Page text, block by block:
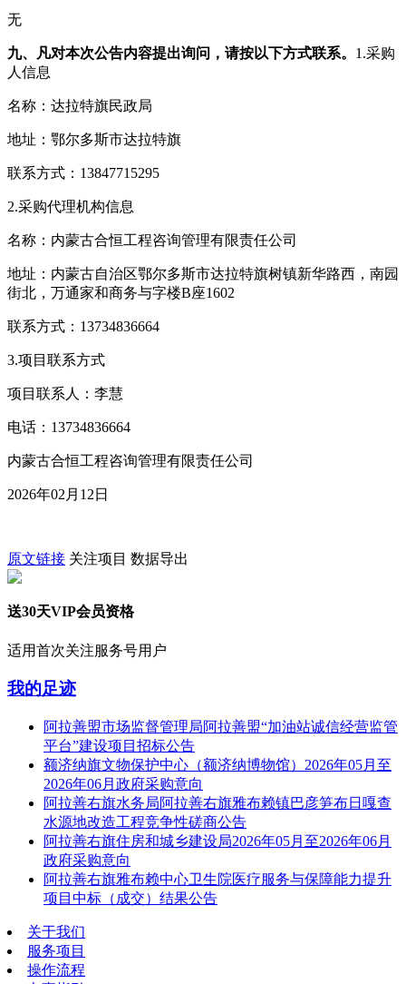
无
九、凡对本次公告内容提出询问，请按以下方式联系。 1.采购
人信息
名称：达拉特旗民政局
地址：鄂尔多斯市达拉特旗
联系方式：13847715295
2.采购代理机构信息
名称：内蒙古合恒工程咨询管理有限责任公司
地址：内蒙古自治区鄂尔多斯市达拉特旗树镇新华路西，南园
街北，万通家和商务与字楼B座1602
联系方式：13734836664
3.项目联系方式
项目联系人：李慧
电话：13734836664
内蒙古合恒工程咨询管理有限责任公司
2026年02月12日
原文链接 关注项目 数据导出
送30天VIP会员资格
适用首次关注服务号用户
我的足迹
阿拉善盟市场监督管理局阿拉善盟“加油站诚信经营监管
平台”建设项目招标公告
额济纳旗文物保护中心（额济纳博物馆）2026年05月至
2026年06月政府采购意向
阿拉善右旗水务局阿拉善右旗雅布赖镇巴彦笋布日嘎查
水源地改造工程竞争性磋商公告
阿拉善右旗住房和城乡建设局2026年05月至2026年06月
政府采购意向
阿拉善右旗雅布赖中心卫生院医疗服务与保障能力提升
项目中标（成交）结果公告
关于我们
服务项目
操作流程